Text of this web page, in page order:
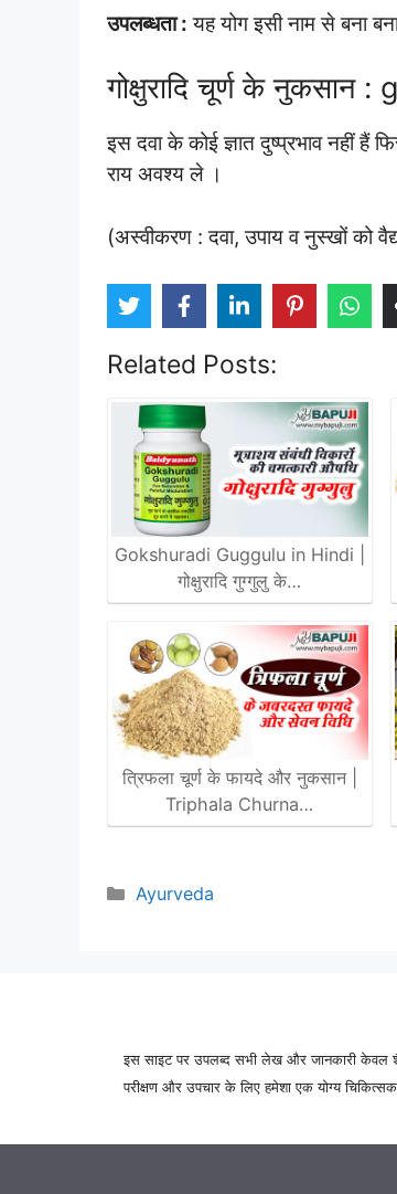
उपलब्धता : यह योग इसी नाम से बना
गोक्षुरादि चूर्ण के
इस दवा के कोई ज्ञात दुष्प्रभाव नहीं
राय अवश्य ले ।
(अस्वीकरण : दवा, उपाय व नुस्खों को
Related Posts:
Gokshuradi Guggulu in Hindi |
गोक्षुरादि गुग्गुलु के…
त्रिफला चूर्ण के फायदे और नुकसान |
Triphala Churna…
Categories
Ayurveda
इस साइट पर उपलब्द सभी लेख और जानकारी केवल
परीक्षण और उपचार के लिए हमेशा एक योग्य